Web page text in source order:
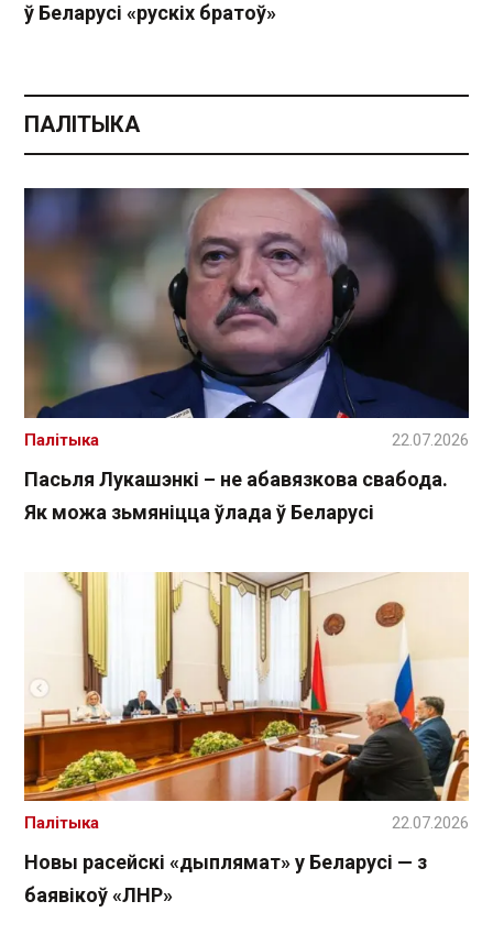
ў Беларусі «рускіх братоў»
ПАЛІТЫКА
Пасьля Лукашэнкі – не абавязкова свабода.
Як можа зьмяніцца ўлада ў Беларусі
Палітыка 22.07.2026
Новы расейскі «дыплямат» у Беларусі — з
баявікоў «ЛНР»
Палітыка 22.07.2026